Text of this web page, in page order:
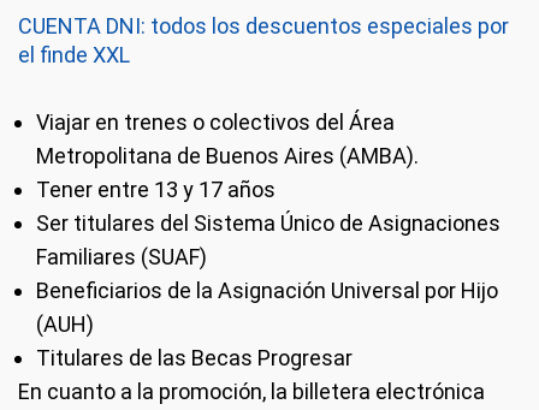
CUENTA DNI: todos los descuentos especiales por
el finde XXL
Viajar en trenes o colectivos del Área
Metropolitana de Buenos Aires (AMBA).
Tener entre 13 y 17 años
Ser titulares del Sistema Único de Asignaciones
Familiares (SUAF)
Beneficiarios de la Asignación Universal por Hijo
(AUH)
Titulares de las Becas Progresar
En cuanto a la promoción, la billetera electrónica